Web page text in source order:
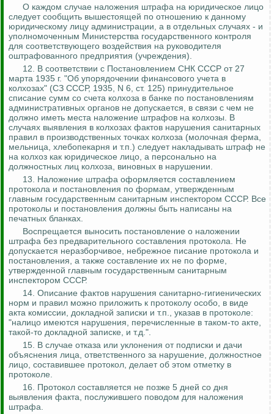
О каждом случае наложения штрафа на юридическое лицо
следует сообщить вышестоящей по отношению к данному
юридическому лицу администрации, а в отдельных случаях - и
уполномоченным Министерства государственного контроля
для соответствующего воздействия на руководителя
оштрафованного предприятия (учреждения).
12. В соответствии с Постановлением СНК СССР от 27
марта 1935 г. "Об упорядочении финансового учета в
колхозах" (СЗ СССР, 1935, N 6, ст. 125) принудительное
списание сумм со счета колхоза в банке по постановлениям
административных органов не допускается, в связи с чем не
должно иметь места наложение штрафов на колхозы. В
случаях выявления в колхозах фактов нарушения санитарных
правил в производственных точках колхоза (молочная ферма,
мельница, хлебопекарня и т.п.) следует накладывать штраф не
на колхоз как юридическое лицо, а персонально на
должностных лиц колхоза, виновных в нарушении.
13. Наложение штрафа оформляется составлением
протокола и постановления по формам, утвержденным
главным государственным санитарным инспектором СССР. Все
протоколы и постановления должны быть написаны на
печатных бланках.
Воспрещается выносить постановление о наложении
штрафа без предварительного составления протокола. Не
допускается неразборчивое, небрежное писание протокола и
постановления, а также составление их не по форме,
утвержденной главным государственным санитарным
инспектором СССР.
14. Описание фактов нарушения санитарно-гигиенических
норм и правил можно приложить к протоколу особо, в виде
акта комиссии, докладной записки и т.п., указав в протоколе:
"налицо имеются нарушения, перечисленные в таком-то акте,
такой-то докладной записке, и т.д.".
15. В случае отказа или уклонения от подписки и дачи
объяснения лица, ответственного за нарушение, должностное
лицо, составившее протокол, делает об этом отметку в
протоколе.
16. Протокол составляется не позже 5 дней со дня
выявления факта, послужившего поводом для наложения
штрафа.